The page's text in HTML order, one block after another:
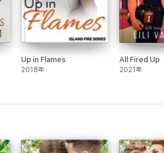
Up in Flames
2018年
All Fired Up
2021年